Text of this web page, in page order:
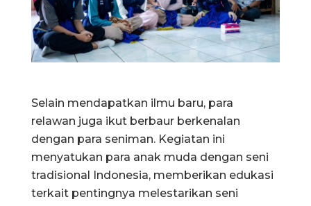
Selain mendapatkan ilmu baru, para
relawan juga ikut berbaur berkenalan
dengan para seniman. Kegiatan ini
menyatukan para anak muda dengan seni
tradisional Indonesia, memberikan edukasi
terkait pentingnya melestarikan seni